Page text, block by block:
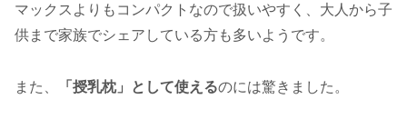
マックスよりもコンパクトなので扱いやすく、大人から子
供まで家族でシェアしている方も多いようです。
また、 「授乳枕」として使えるのには驚きました。